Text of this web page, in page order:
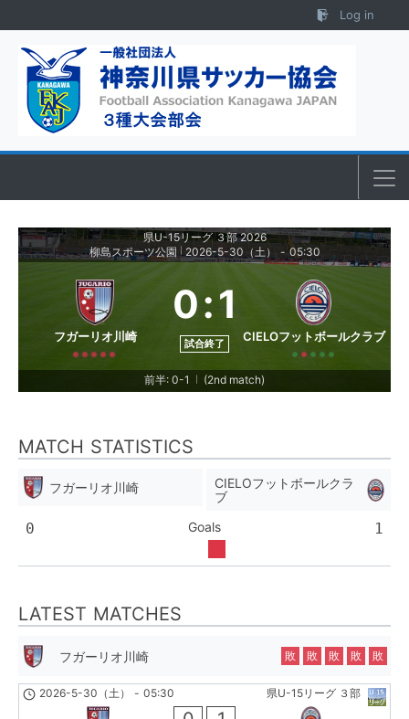
Log in
県U-15リーグ ３部 2026
柳島スポーツ公園
2026-5-30（土） - 05:30
フガーリオ川崎
0:1
試合終了 CIELOフットボールクラブ
前半: 0-1 (2nd match)
MATCH STATISTICS
フガーリオ川崎
CIELOフットボールクラ
ブ
0 Goals 1
LATEST MATCHES
フガーリオ川崎 敗 敗 敗 敗 敗
県U-15リーグ ３部
2026-5-30（土） - 05:30